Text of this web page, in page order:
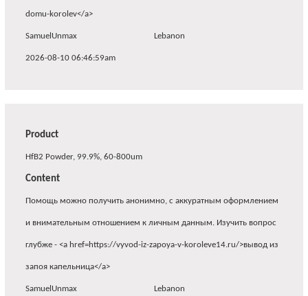
domu-korolev</a>
SamuelUnmax Lebanon
2026-08-10 06:46:59am
Product
HfB2 Powder, 99.9%, 60-800um
Content
Помощь можно получить анонимно, с аккуратным оформлением
и внимательным отношением к личным данным. Изучить вопрос
глубже - <a href=https://vyvod-iz-zapoya-v-koroleve14.ru/>вывод из
запоя капельница</a>
SamuelUnmax Lebanon